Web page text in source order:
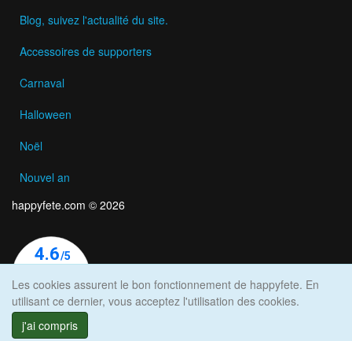
Blog, suivez l'actualité du site.
Accessoires de supporters
Carnaval
Halloween
Noël
Nouvel an
happyfete.com © 2026
Les cookies assurent le bon fonctionnement de happyfete. En
utilisant ce dernier, vous acceptez l'utilisation des cookies.
j'ai compris